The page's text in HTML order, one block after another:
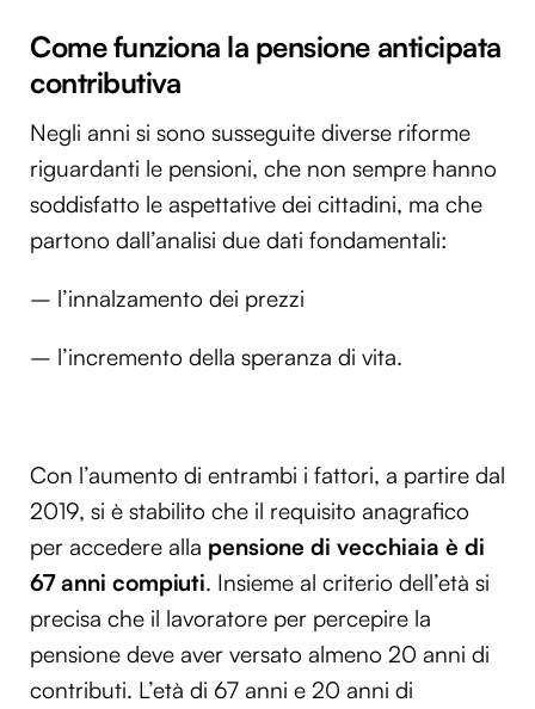
Come funziona la pensione anticipata
contributiva
Negli anni si sono susseguite diverse riforme
riguardanti le pensioni, che non sempre hanno
soddisfatto le aspettative dei cittadini, ma che
partono dall’analisi due dati fondamentali:
– l’innalzamento dei prezzi
– l’incremento della speranza di vita.
Con l’aumento di entrambi i fattori, a partire dal
2019, si è stabilito che il requisito anagrafico
per accedere alla pensione di vecchiaia è di
67 anni compiuti. Insieme al criterio dell’età si
precisa che il lavoratore per percepire la
pensione deve aver versato almeno 20 anni di
contributi. L’età di 67 anni e 20 anni di